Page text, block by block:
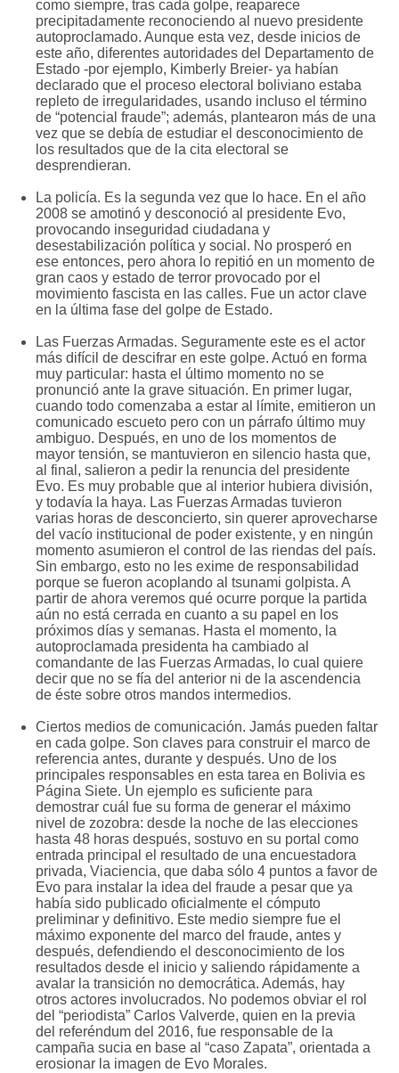
como siempre, tras cada golpe, reaparece
precipitadamente reconociendo al nuevo presidente
autoproclamado. Aunque esta vez, desde inicios de
este año, diferentes autoridades del Departamento de
Estado -por ejemplo, Kimberly Breier- ya habían
declarado que el proceso electoral boliviano estaba
repleto de irregularidades, usando incluso el término
de “potencial fraude”; además, plantearon más de una
vez que se debía de estudiar el desconocimiento de
los resultados que de la cita electoral se
desprendieran.
La policía. Es la segunda vez que lo hace. En el año
2008 se amotinó y desconoció al presidente Evo,
provocando inseguridad ciudadana y
desestabilización política y social. No prosperó en
ese entonces, pero ahora lo repitió en un momento de
gran caos y estado de terror provocado por el
movimiento fascista en las calles. Fue un actor clave
en la última fase del golpe de Estado.
Las Fuerzas Armadas. Seguramente este es el actor
más difícil de descifrar en este golpe. Actuó en forma
muy particular: hasta el último momento no se
pronunció ante la grave situación. En primer lugar,
cuando todo comenzaba a estar al límite, emitieron un
comunicado escueto pero con un párrafo último muy
ambiguo. Después, en uno de los momentos de
mayor tensión, se mantuvieron en silencio hasta que,
al final, salieron a pedir la renuncia del presidente
Evo. Es muy probable que al interior hubiera división,
y todavía la haya. Las Fuerzas Armadas tuvieron
varias horas de desconcierto, sin querer aprovecharse
del vacío institucional de poder existente, y en ningún
momento asumieron el control de las riendas del país.
Sin embargo, esto no les exime de responsabilidad
porque se fueron acoplando al tsunami golpista. A
partir de ahora veremos qué ocurre porque la partida
aún no está cerrada en cuanto a su papel en los
próximos días y semanas. Hasta el momento, la
autoproclamada presidenta ha cambiado al
comandante de las Fuerzas Armadas, lo cual quiere
decir que no se fía del anterior ni de la ascendencia
de éste sobre otros mandos intermedios.
Ciertos medios de comunicación. Jamás pueden faltar
en cada golpe. Son claves para construir el marco de
referencia antes, durante y después. Uno de los
principales responsables en esta tarea en Bolivia es
Página Siete. Un ejemplo es suficiente para
demostrar cuál fue su forma de generar el máximo
nivel de zozobra: desde la noche de las elecciones
hasta 48 horas después, sostuvo en su portal como
entrada principal el resultado de una encuestadora
privada, Viaciencia, que daba sólo 4 puntos a favor de
Evo para instalar la idea del fraude a pesar que ya
había sido publicado oficialmente el cómputo
preliminar y definitivo. Este medio siempre fue el
máximo exponente del marco del fraude, antes y
después, defendiendo el desconocimiento de los
resultados desde el inicio y saliendo rápidamente a
avalar la transición no democrática. Además, hay
otros actores involucrados. No podemos obviar el rol
del “periodista” Carlos Valverde, quien en la previa
del referéndum del 2016, fue responsable de la
campaña sucia en base al “caso Zapata”, orientada a
erosionar la imagen de Evo Morales.